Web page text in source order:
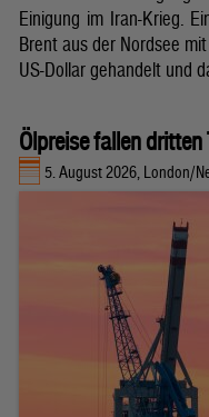
Einigung im Iran-Krieg.
Brent aus der Nordsee
US-Dollar gehandelt und
Ölpreise fallen dritten
5. August 2026, London/